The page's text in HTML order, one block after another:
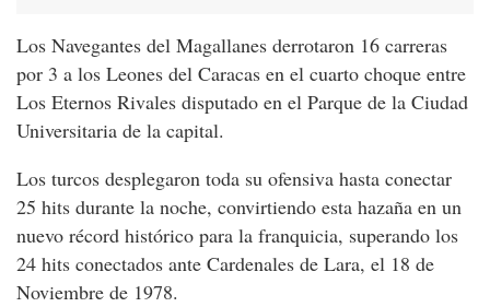
Los Navegantes del Magallanes derrotaron 16 carreras
por 3 a los Leones del Caracas en el cuarto choque entre
Los Eternos Rivales disputado en el Parque de la Ciudad
Universitaria de la capital.
Los turcos desplegaron toda su ofensiva hasta conectar
25 hits durante la noche, convirtiendo esta hazaña en un
nuevo récord histórico para la franquicia, superando los
24 hits conectados ante Cardenales de Lara, el 18 de
Noviembre de 1978.